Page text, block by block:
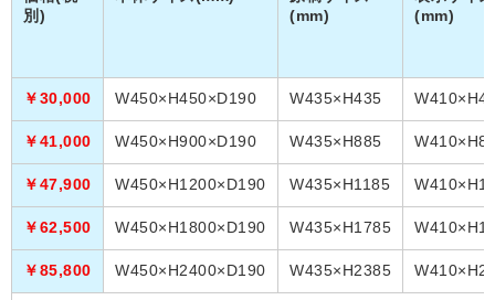
別)
(mm)
(mm)
￥30,000 W450×H450×D190 W435×H435
￥41,000 W450×H900×D190 W435×H885
￥47,900 W450×H1200×D190 W435×H1185
￥62,500 W450×H1800×D190 W435×H1785
￥85,800 W450×H2400×D190 W435×H2385